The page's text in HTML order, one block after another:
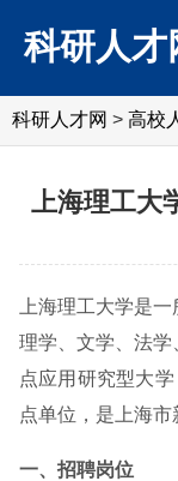
科研人才
科研人才网 > 高校
上海理工大
上海理工大学是
理学、文学、法
点应用研究型大
点单位，是上海市
一、招聘岗位